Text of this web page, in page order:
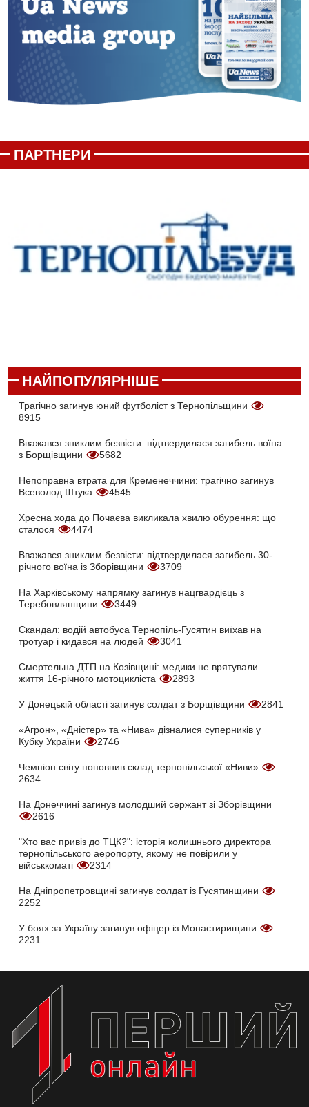
ПАРТНЕРИ
НАЙПОПУЛЯРНІШЕ
Трагічно загинув юний футболіст з Тернопільщини
8915
Вважався зниклим безвісти: підтвердилася загибель воїна
з Борщівщини
5682
Непоправна втрата для Кременеччини: трагічно загинув
Всеволод Штука
4545
Хресна хода до Почаєва викликала хвилю обурення: що
сталося
4474
Вважався зниклим безвісти: підтвердилася загибель 30-
річного воїна із Зборівщини
3709
На Харківському напрямку загинув нацгвардієць з
Теребовлянщини
3449
Скандал: водій автобуса Тернопіль-Гусятин виїхав на
тротуар і кидався на людей
3041
Смертельна ДТП на Козівщині: медики не врятували
життя 16-річного мотоцикліста
2893
У Донецькій області загинув солдат з Борщівщини 2841
«Агрон», «Дністер» та «Нива» дізналися суперників у
Кубку України
2746
Чемпіон світу поповнив склад тернопільської «Ниви»
2634
На Донеччині загинув молодший сержант зі Зборівщини
2616
"Хто вас привіз до ТЦК?": історія колишнього директора
тернопільського аеропорту, якому не повірили у
військкоматі
2314
На Дніпропетровщині загинув солдат із Гусятинщини
2252
У боях за Україну загинув офіцер із Монастирищини
2231